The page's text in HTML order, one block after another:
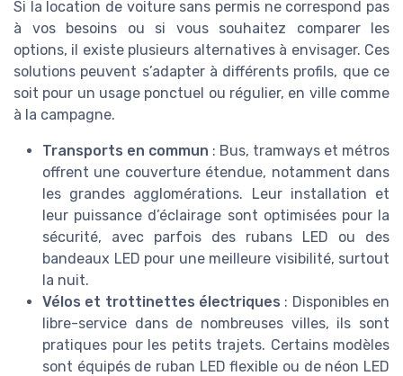
Si la location de voiture sans permis ne correspond pas
à vos besoins ou si vous souhaitez comparer les
options, il existe plusieurs alternatives à envisager. Ces
solutions peuvent s’adapter à différents profils, que ce
soit pour un usage ponctuel ou régulier, en ville comme
à la campagne.
Transports en commun : Bus, tramways et métros
offrent une couverture étendue, notamment dans
les grandes agglomérations. Leur installation et
leur puissance d’éclairage sont optimisées pour la
sécurité, avec parfois des rubans LED ou des
bandeaux LED pour une meilleure visibilité, surtout
la nuit.
Vélos et trottinettes électriques : Disponibles en
libre-service dans de nombreuses villes, ils sont
pratiques pour les petits trajets. Certains modèles
sont équipés de ruban LED flexible ou de néon LED